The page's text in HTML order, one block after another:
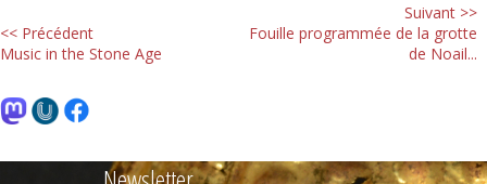
<< Précédent
Music in the Stone Age
Suivant >>
Fouille programmée de la grotte
de Noail...